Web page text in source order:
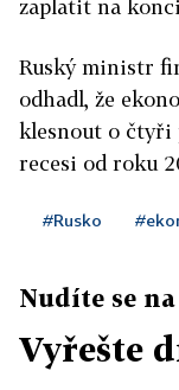
zaplatit na
Ruský ministr
odhadl, že
klesnout o čtyři
recesi od roku
#Rusko
Nudíte se
Vyřešte